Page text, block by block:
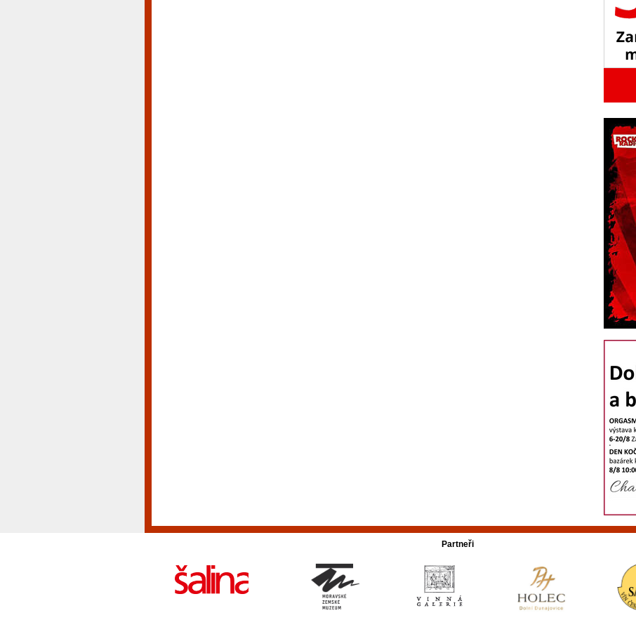
Partneři